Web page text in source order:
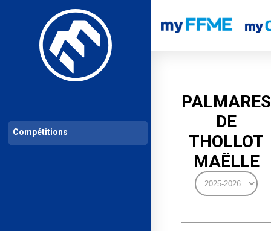
Les compétitions Calendrier de compétitions Classements
PALMARES
DE
THOLLOT
MAËLLE
Compétitions